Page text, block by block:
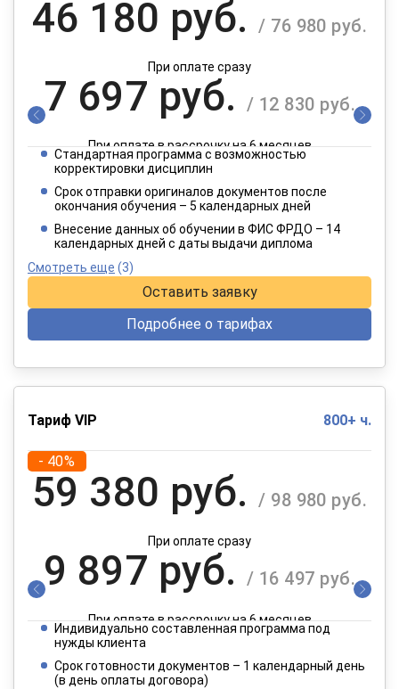
46 180 руб. / 76 980 руб.
При оплате сразу
7 697 руб. / 12 830 руб.
При оплате в рассрочку на 6 месяцев
3 849 руб.
При оплате в рассрочку на 12 месяцев
Стандартная программа с возможностью
корректировки дисциплин
Срок отправки оригиналов документов после
окончания обучения – 5 календарных дней
Внесение данных об обучении в ФИС ФРДО – 14
календарных дней с даты выдачи диплома
Смотреть еще (3)
Оставить заявку
Подробнее о тарифах
Тариф VIP 800+ ч.
- 40%
59 380 руб. / 98 980 руб.
При оплате сразу
9 897 руб. / 16 497 руб.
При оплате в рассрочку на 6 месяцев
4 949 руб. / 8 249 руб.
Индивидуально составленная программа под
нужды клиента
Срок готовности документов – 1 календарный день
(в день оплаты договора)